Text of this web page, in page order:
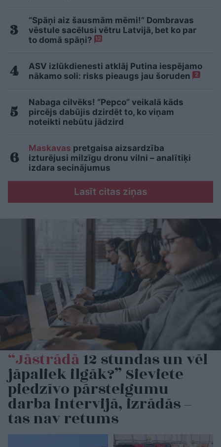
“Spāņi aiz šausmām mēmi!” Dombravas
vēstule sacēlusi vētru Latvijā, bet ko par
to domā spāņi? 12
ASV izlūkdienesti atklāj Putina iespējamo
nākamo soli: risks pieaugs jau šoruden
2
Nabaga cilvēks! “Pepco” veikalā kāds
pircējs dabūjis dzirdēt to, ko viņam
noteikti nebūtu jādzird
Maskavas pretgaisa aizsardzība
izturējusi milzīgu dronu vilni – analītiķi
izdara secinājumus
Lasīt citas ziņas
“Jāstrādā12 stundas un vēl
jāpaliek ilgāk?” Sieviete
piedzīvo pārsteigumu
darba intervijā, izrādās –
tas nav retums